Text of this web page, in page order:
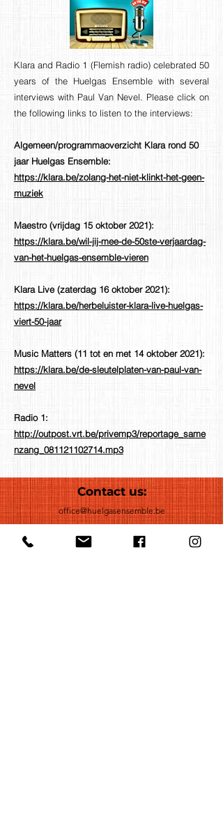
Klara and Radio 1 (Flemish radio) celebrated 50
years of the Huelgas Ensemble with several
interviews with Paul Van Nevel. Please click on
the following links to listen to the interviews:
Algemeen/programmaoverzicht Klara rond 50
jaar Huelgas Ensemble:
https://klara.be/zolang-het-niet-klinkt-het-geen-
muziek
Maestro (vrijdag 15 oktober 2021):
https://klara.be/wil-jij-mee-de-50ste-verjaardag-
van-het-huelgas-ensemble-vieren
Klara Live (zaterdag 16 oktober 2021):
https://klara.be/herbeluister-klara-live-huelgas-
viert-50-jaar
Music Matters (11 tot en met 14 oktober 2021):
https://klara.be/de-sleutelplaten-van-paul-van-
nevel
Radio 1:
http://outpost.vrt.be/privemp3/reportage_same
nzang_081121102714.mp3
Contact us:
office@huelgasensemble.be
Postal Adress